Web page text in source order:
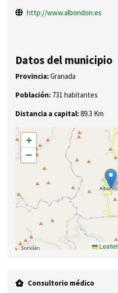
http://www.albondon.es
Datos del municipio
Provincia:Granada
Población: 731 habitantes
Distancia a capital:89.3 Km
+
−
Leaflet
Consultorio médico